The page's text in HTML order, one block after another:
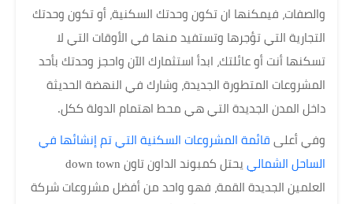
والصفات، فيمكنها ان تكون وحدتك السكنية، أو تكون وحدتك
التجارية التي تؤجرها وتستفيد منها في الأوقات التي لا
تسكنها أنت أو عائلتك، ابدأ استثمارك الآن واحجز وحدتك بأحد
المشروعات المتطورة الجديدة، وشارك في النهضة الحديثة
داخل المدن الجديدة التي هي محط اهتمام الدولة ككل.
وفي أعلى قائمة المشروعات السكنية التي تم إنشائها في
الساحل الشمالي
يحتل كمبوند الداون تاون down town
العلمين الجديدة القمة، فهو واحد من أفضل مشروعات شركة